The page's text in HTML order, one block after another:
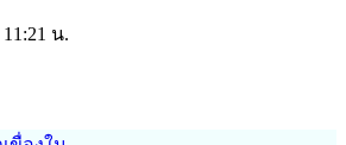
11:21 น.